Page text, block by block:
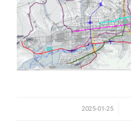
2025-01-25
/